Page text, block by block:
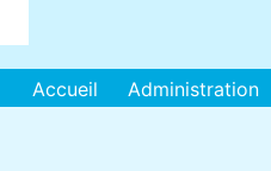
Accueil Administration